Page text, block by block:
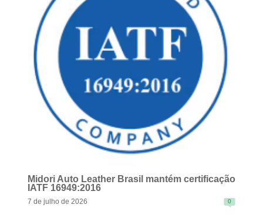
Midori Auto Leather Brasil mantém certificação
IATF 16949:2016
7 de julho de 2026 0